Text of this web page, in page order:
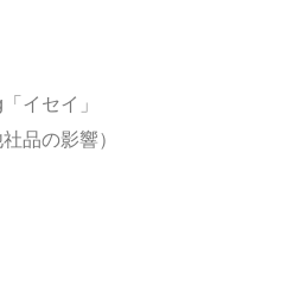
イセイ」
品の影響）